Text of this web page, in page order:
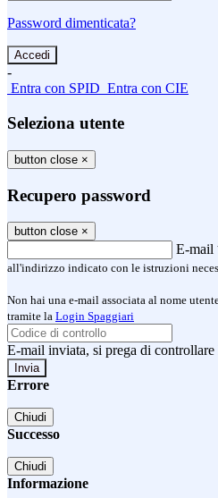
Password dimenticata?
-
Entra con SPID Entra con CIE
Seleziona utente
button close ×
Recupero password
button close ×
E-mail
all'indirizzo indicato con le istruzioni
Non hai una e-mail associata al nome
tramite la Login Spaggiari
E-mail inviata, si prega di controllare
Errore
Chiudi
Successo
Chiudi
Informazione